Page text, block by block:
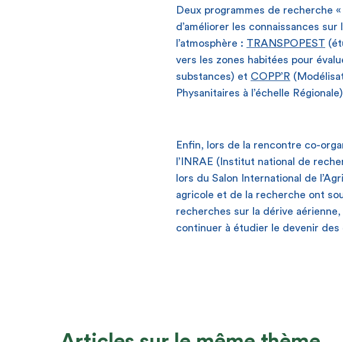
Deux programmes de recherche «
d’améliorer les connaissances
l’atmosphère : TRANSPOPEST
vers les zones habitées pour
substances) et COPP’R
Physanitaires à l’échelle
Enfin, lors de la rencontre co-
l’INRAE (Institut national de
lors du Salon International de
agricole et de la recherche ont
recherches sur la dérive
continuer à étudier le devenir des